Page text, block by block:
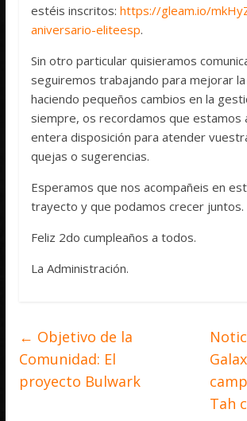
estéis inscritos:https://gleam.io/
aniversario-eliteesp.
Sin otro particular quisieramos
seguiremos trabajando para mejorar la
haciendo pequeños cambios en la
siempre, os recordamos que estamos
entera disposición para atender
quejas o sugerencias.
Esperamos que nos acompañeis en
trayecto y que podamos crecer juntos.
Feliz 2do cumpleaños a todos.
La Administración.
← Objetivo de la
Comunidad: El
proyecto Bulwark
Tah